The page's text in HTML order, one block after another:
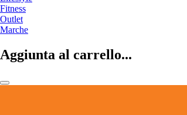
Fitness
Outlet
Marche
Aggiunta al carrello...